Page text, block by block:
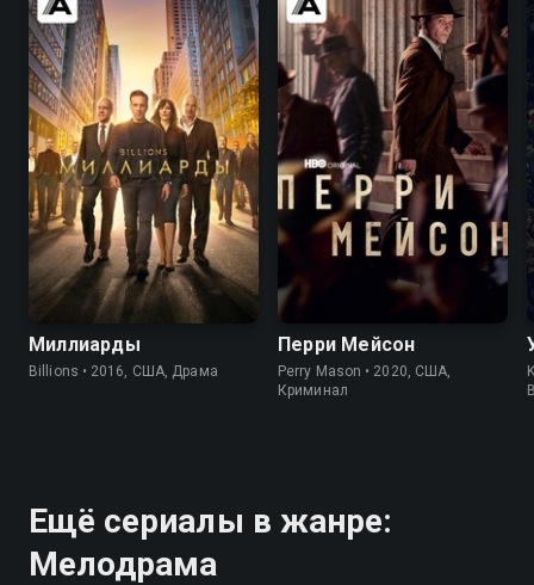
8.4 8.3
Миллиарды
Billions • 2016, США, Драма
Перри Мейсон
Perry Mason • 2020, США,
Криминал
Ещё сериалы в жанре:
Мелодрама